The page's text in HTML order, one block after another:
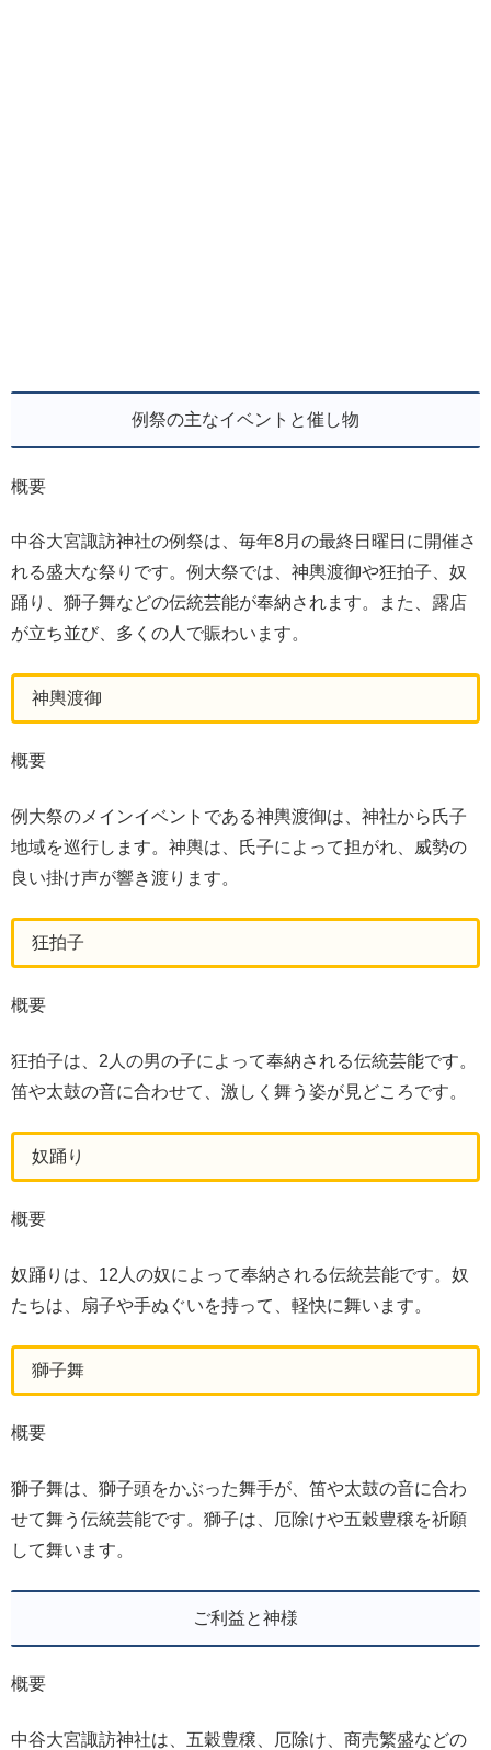
例祭の主なイベントと催し物
概要
中谷大宮諏訪神社の例祭は、毎年8月の最終日曜日に開催さ
れる盛大な祭りです。例大祭では、神輿渡御や狂拍子、奴
踊り、獅子舞などの伝統芸能が奉納されます。また、露店
が立ち並び、多くの人で賑わいます。
神輿渡御
概要
例大祭のメインイベントである神輿渡御は、神社から氏子
地域を巡行します。神輿は、氏子によって担がれ、威勢の
良い掛け声が響き渡ります。
狂拍子
概要
狂拍子は、2人の男の子によって奉納される伝統芸能です。
笛や太鼓の音に合わせて、激しく舞う姿が見どころです。
奴踊り
概要
奴踊りは、12人の奴によって奉納される伝統芸能です。奴
たちは、扇子や手ぬぐいを持って、軽快に舞います。
獅子舞
概要
獅子舞は、獅子頭をかぶった舞手が、笛や太鼓の音に合わ
せて舞う伝統芸能です。獅子は、厄除けや五穀豊穣を祈願
して舞います。
ご利益と神様
概要
中谷大宮諏訪神社は、五穀豊穣、厄除け、商売繁盛などの